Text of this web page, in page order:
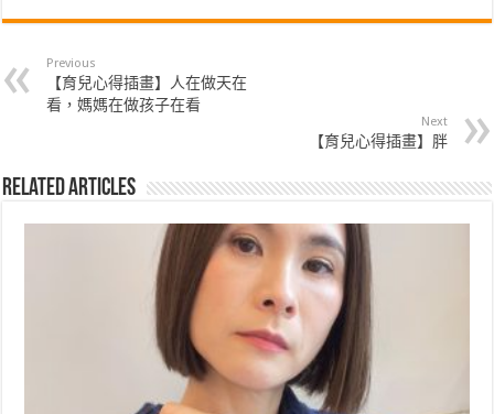
Previous
【育兒心得插畫】人在做天在
看，媽媽在做孩子在看
Next
【育兒心得插畫】胖
Related Articles